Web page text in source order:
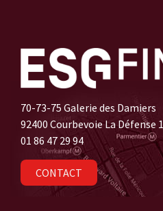
70-73-75 Galerie des Damiers
92400 Courbevoie La Défense 1
01 86 47 29 94
CONTACT